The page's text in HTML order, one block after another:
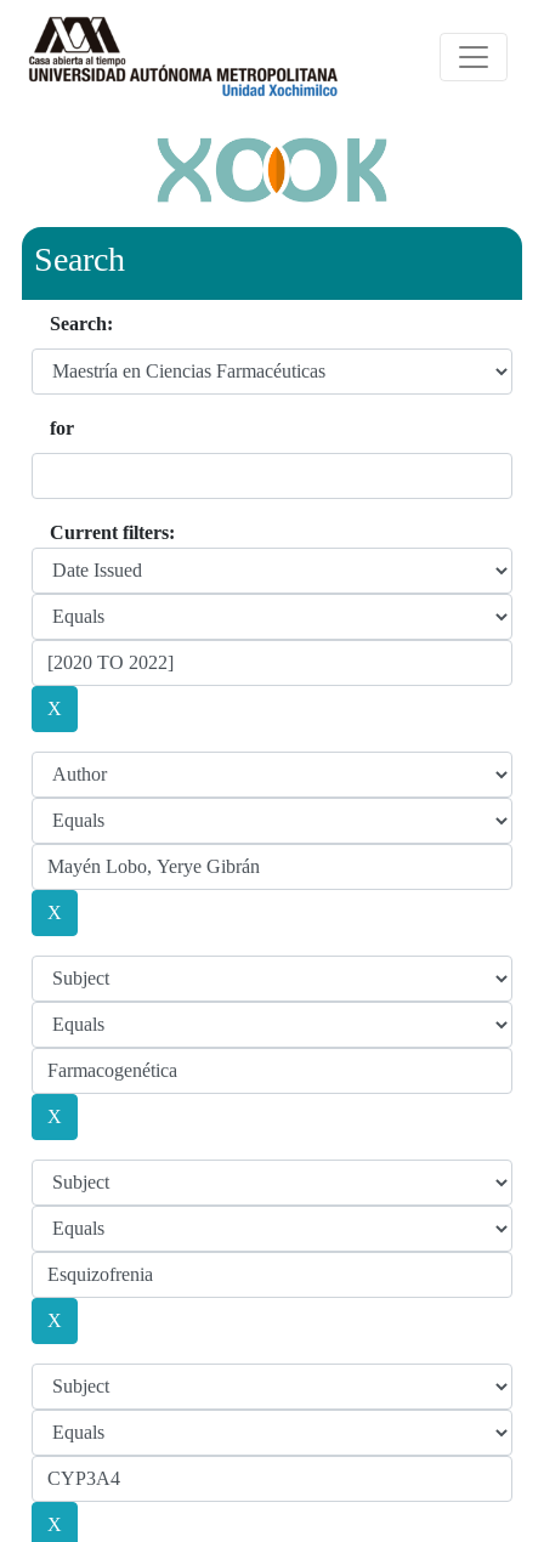
Search
Search:
for
Current filters: